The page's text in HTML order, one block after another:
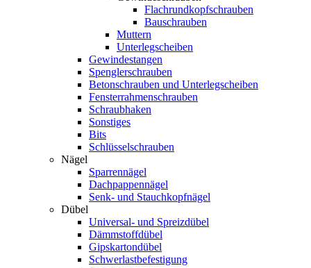
Flachrundkopfschrauben
Bauschrauben
Muttern
Unterlegscheiben
Gewindestangen
Spenglerschrauben
Betonschrauben und Unterlegscheiben
Fensterrahmenschrauben
Schraubhaken
Sonstiges
Bits
Schlüsselschrauben
Nägel
Sparrennägel
Dachpappennägel
Senk- und Stauchkopfnägel
Dübel
Universal- und Spreizdübel
Dämmstoffdübel
Gipskartondübel
Schwerlastbefestigung